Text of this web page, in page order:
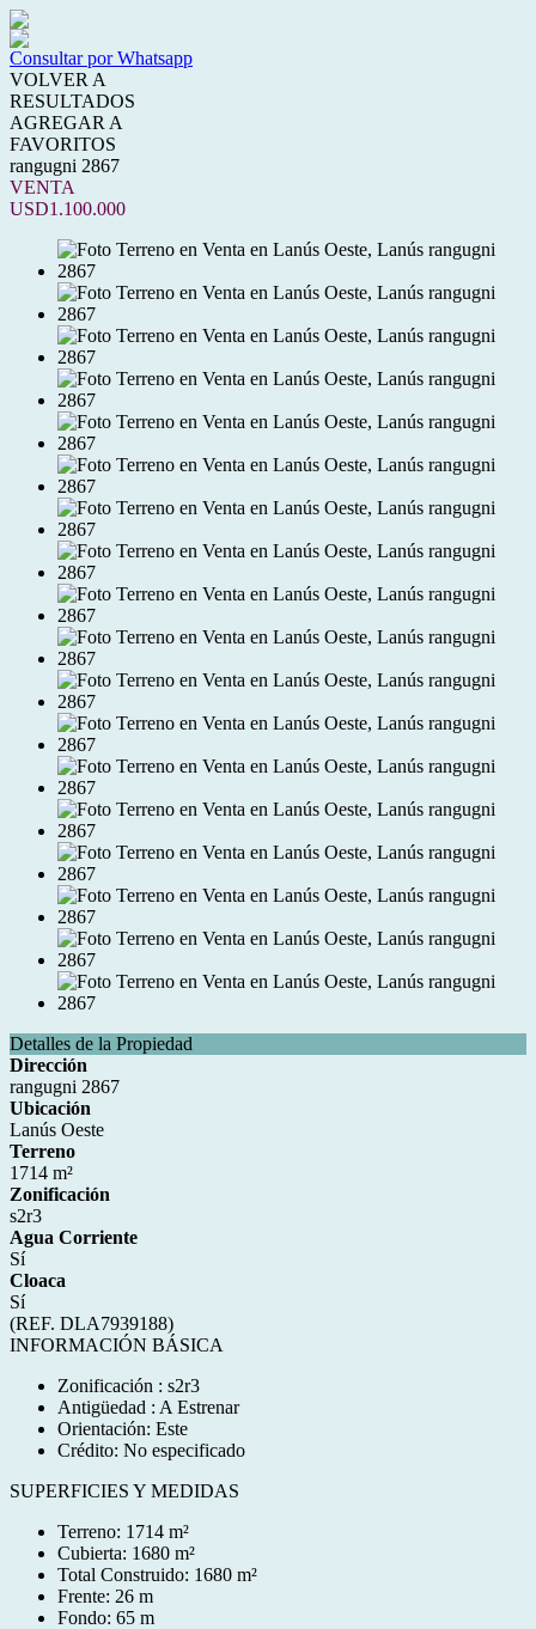
Consultar por Whatsapp
VOLVER A
RESULTADOS
AGREGAR A
FAVORITOS
rangugni 2867
VENTA
USD1.100.000
Detalles de la Propiedad
Dirección
rangugni 2867
Ubicación
Lanús Oeste
Terreno
1714 m²
Zonificación
s2r3
Agua Corriente
Sí
Cloaca
Sí
(REF. DLA7939188)
INFORMACIÓN BÁSICA
Zonificación : s2r3
Antigüedad : A Estrenar
Orientación: Este
Crédito: No especificado
SUPERFICIES Y MEDIDAS
Terreno: 1714 m²
Cubierta: 1680 m²
Total Construido: 1680 m²
Frente: 26 m
Fondo: 65 m